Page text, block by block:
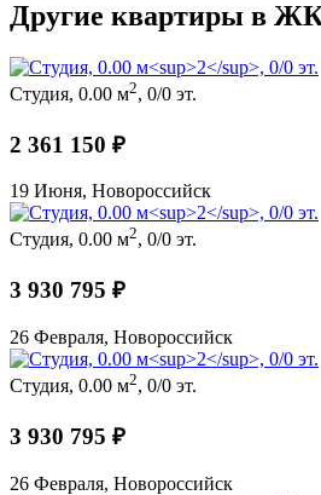
Другие квартиры в ЖК
Студия, 0.00 м2, 0/0 эт.
2 361 150 ₽
19 Июня, Новороссийск
Студия, 0.00 м2, 0/0 эт.
3 930 795 ₽
26 Февраля, Новороссийск
Студия, 0.00 м2, 0/0 эт.
3 930 795 ₽
26 Февраля, Новороссийск